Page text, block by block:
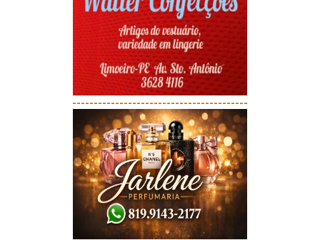
-----------------------------------------